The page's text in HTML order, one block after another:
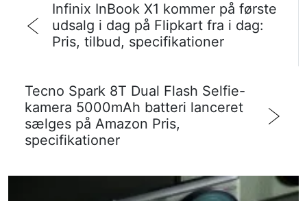
Infinix InBook X1 kommer på første
udsalg i dag på Flipkart fra i dag:
Pris, tilbud, specifikationer
Tecno Spark 8T Dual Flash Selfie-
kamera 5000mAh batteri lanceret
sælges på Amazon Pris,
specifikationer